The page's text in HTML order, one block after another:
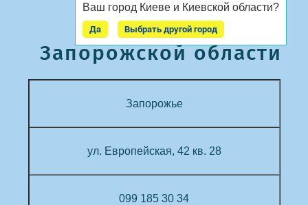
Ваш город Киеве и Киевской области?
Да Выбрать другой город
Запорожской области
Запорожье
ул. Европейская, 42 кв. 28
099 185 30 34